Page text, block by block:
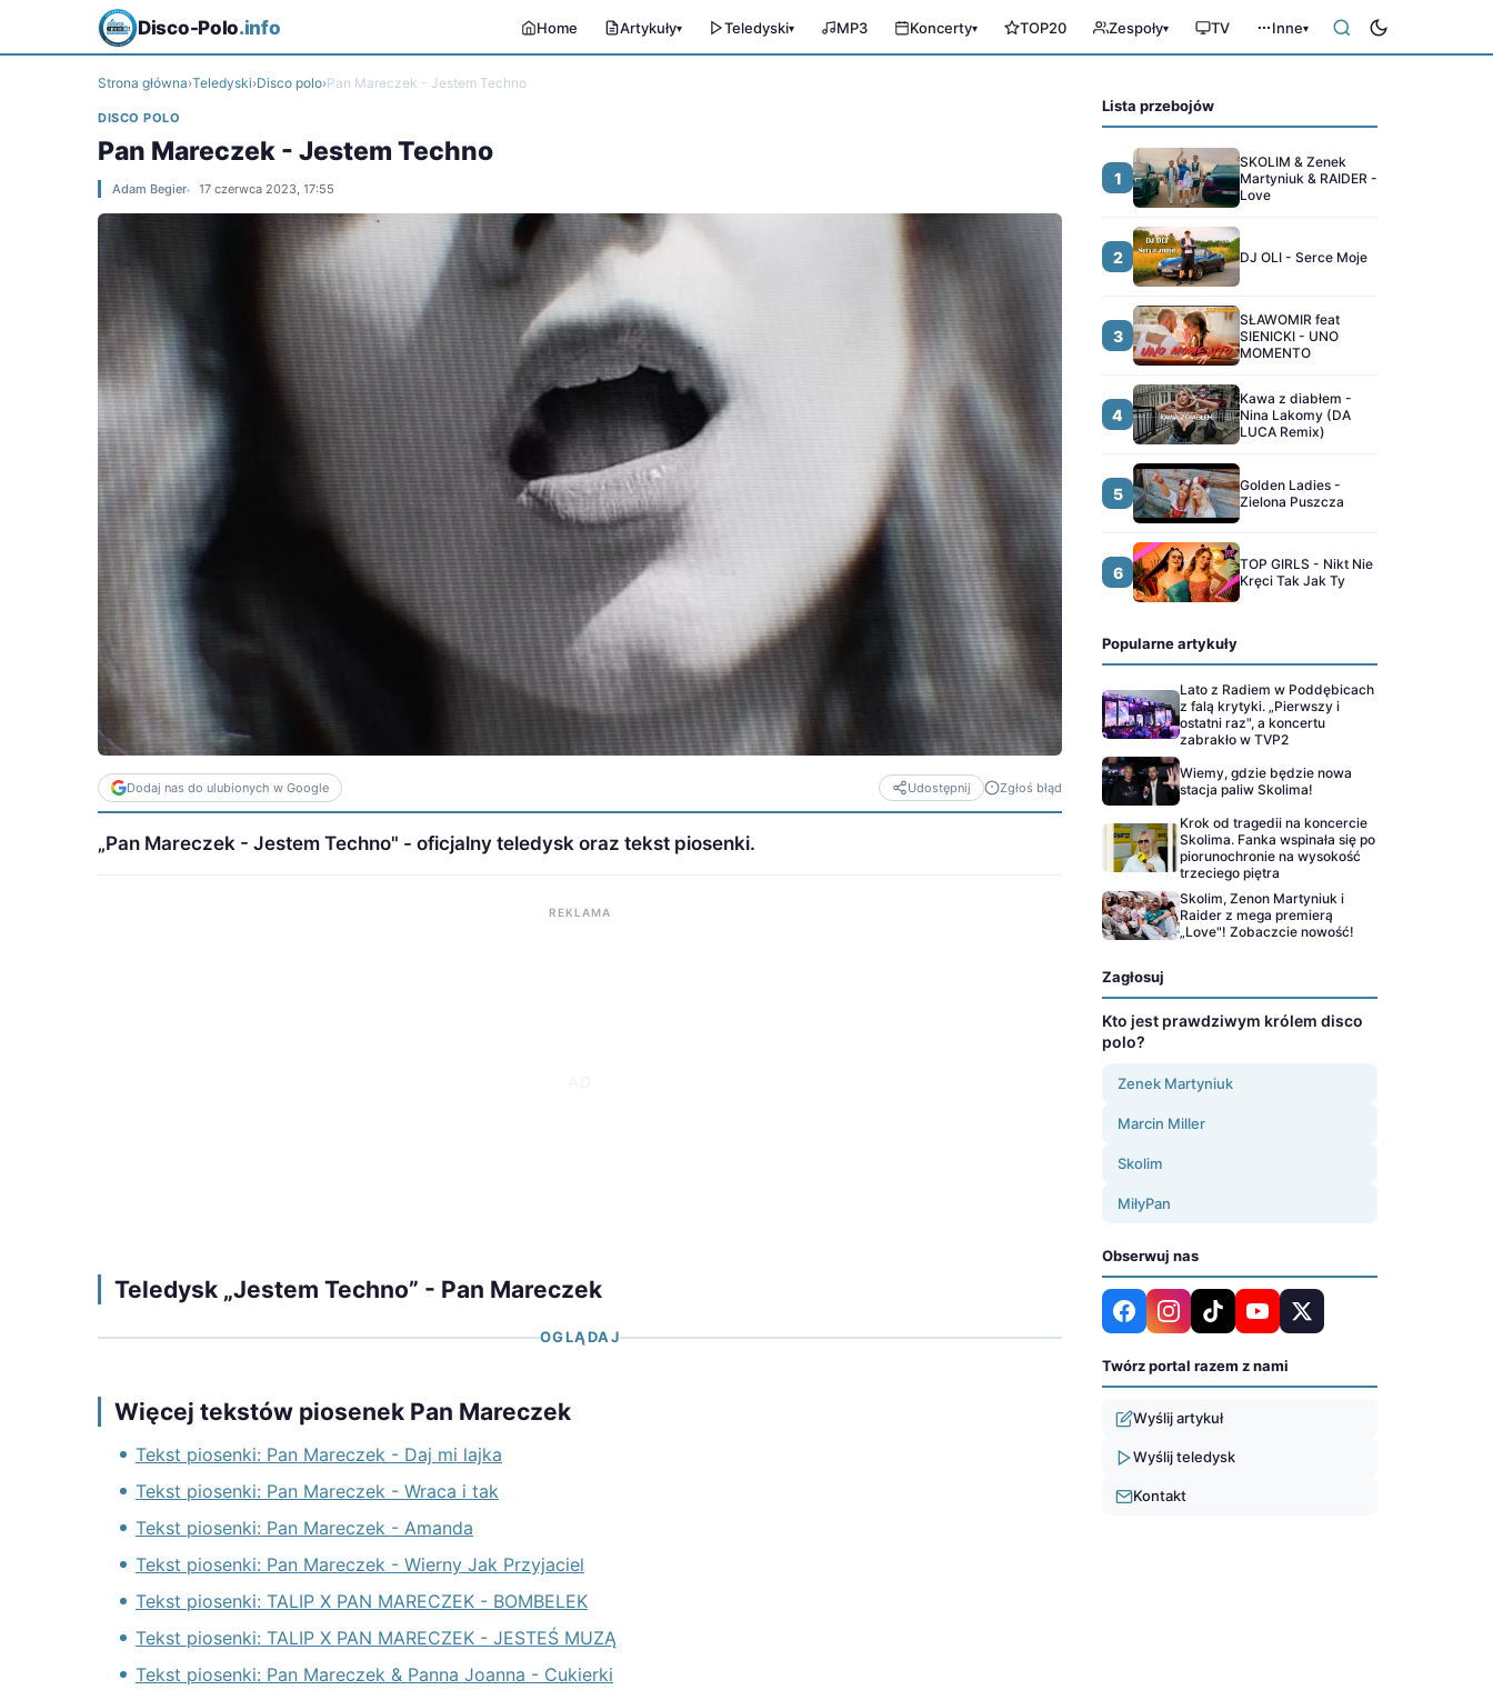
Disco-Polo.info Home Artykuły▾ Teledyski▾ MP3 Koncerty▾ TOP20 Zespoły▾ TV Inne▾
Strona główna›Teledyski›Disco polo›Pan Mareczek - Jestem Techno
DISCO POLO
Pan Mareczek - Jestem Techno
Adam Begier 17 czerwca 2023, 17:55
Dodaj nas do ulubionych w Google Udostępnij Zgłoś błąd
„Pan Mareczek - Jestem Techno" - oficjalny teledysk oraz tekst piosenki.
REKLAMA
Teledysk „Jestem Techno” - Pan Mareczek
OGLĄDAJ
Więcej tekstów piosenek Pan Mareczek
Tekst piosenki: Pan Mareczek - Daj mi lajka
Tekst piosenki: Pan Mareczek - Wraca i tak
Tekst piosenki: Pan Mareczek - Amanda
Tekst piosenki: Pan Mareczek - Wierny Jak Przyjaciel
Tekst piosenki: TALIP X PAN MARECZEK - BOMBELEK
Tekst piosenki: TALIP X PAN MARECZEK - JESTEŚ MUZĄ
Tekst piosenki: Pan Mareczek & Panna Joanna - Cukierki
Lista przebojów
1
SKOLIM & Zenek
Martyniuk & RAIDER -
Love
2 DJ OLI - Serce Moje
3
SŁAWOMIR feat
SIENICKI - UNO
MOMENTO
4
Kawa z diabłem -
Nina Lakomy (DA
LUCA Remix)
5
Golden Ladies -
Zielona Puszcza
6
TOP GIRLS - Nikt Nie
Kręci Tak Jak Ty
Popularne artykuły
Lato z Radiem w Poddębicach
z falą krytyki. „Pierwszy i
ostatni raz", a koncertu
zabrakło w TVP2
Wiemy, gdzie będzie nowa
stacja paliw Skolima!
Krok od tragedii na koncercie
Skolima. Fanka wspinała się po
piorunochronie na wysokość
trzeciego piętra
Skolim, Zenon Martyniuk i
Raider z mega premierą
„Love"! Zobaczcie nowość!
Zagłosuj
Kto jest prawdziwym królem disco
polo?
Zenek Martyniuk
Marcin Miller
Skolim
MiłyPan
Obserwuj nas
Twórz portal razem z nami
Wyślij artykuł
Wyślij teledysk
Kontakt